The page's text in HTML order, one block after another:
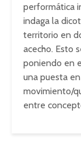
performática
indaga la
territorio en
acecho. Esto
poniendo en
una puesta
movimiento/
entre